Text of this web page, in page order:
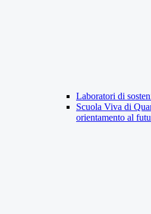
Laboratori di
Scuola Viva di
orientamento al